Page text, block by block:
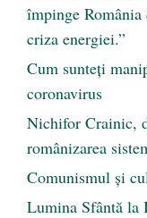
împinge
criza energiei.”
Cum sunteți
coronavirus
Nichifor Crainic,
românizarea
Comunismul şi
Lumina Sfântă la